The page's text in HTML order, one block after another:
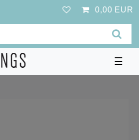
0,00 EUR
☰